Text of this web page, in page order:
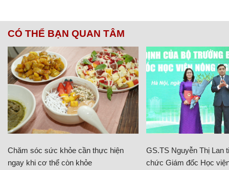
CÓ THỂ BẠN QUAN TÂM
Chăm sóc sức khỏe cần thực hiện
ngay khi cơ thể còn khỏe
GS.TS Nguyễn Thị Lan
chức Giám đốc Học